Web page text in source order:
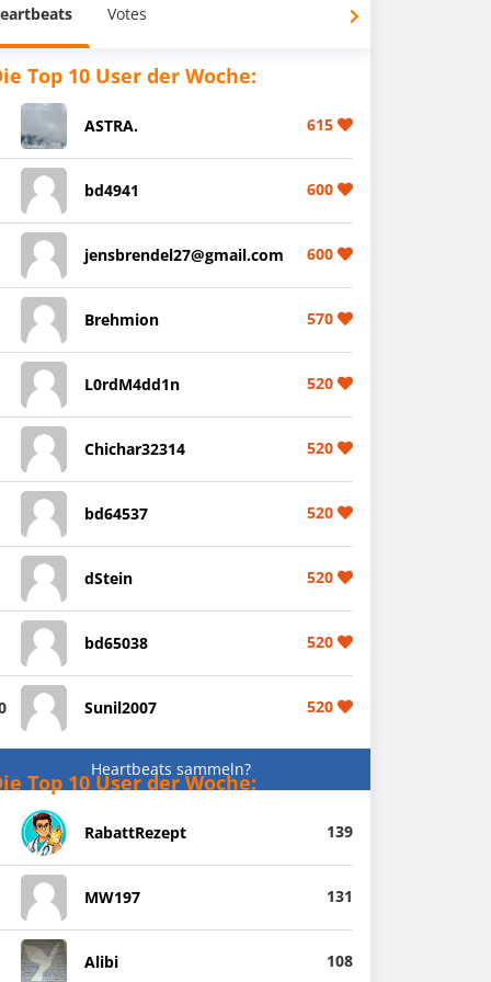
Votes
Top 10 User der Woche:
ASTRA. 615
bd4941 600
jensbrendel27@gmail.com 600
Brehmion 570
L0rdM4dd1n 520
Chichar32314 520
bd64537 520
dStein 520
bd65038 520
Sunil2007 520
Heartbeats sammeln?
Top 10 User der Woche:
RabattRezept 139
MW197 131
Alibi 108